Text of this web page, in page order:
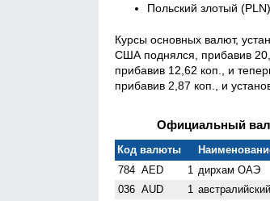
Польский злотый
Курсы основных валют,
США поднялся, прибавив
прибавив 12,62 коп., и
прибавив 2,87 коп., и
Официальный
Код валюты
784 AED 1 дирхам ОАЭ
036 AUD 1